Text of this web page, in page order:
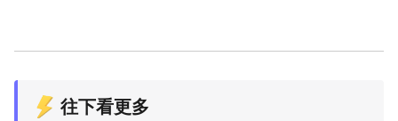
往下看更多